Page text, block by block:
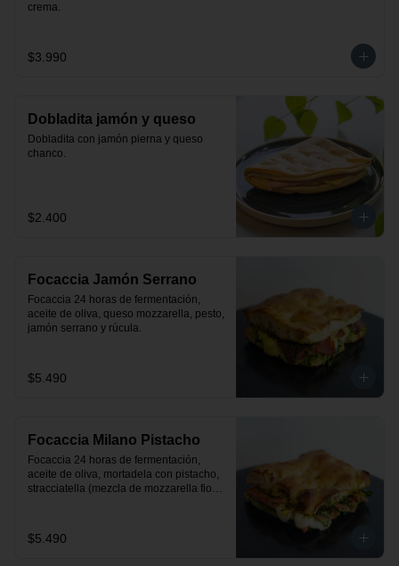
crema.
$3.990
Dobladita jamón y queso
Dobladita con jamón pierna y queso
chanco.
$2.400
Focaccia Jamón Serrano
Focaccia 24 horas de fermentación,
aceite de oliva, queso mozzarella, pesto,
jamón serrano y rúcula.
$5.490
Focaccia Milano Pistacho
Focaccia 24 horas de fermentación,
aceite de oliva, mortadela con pistacho,
stracciatella (mezcla de mozzarella fior
$5.490